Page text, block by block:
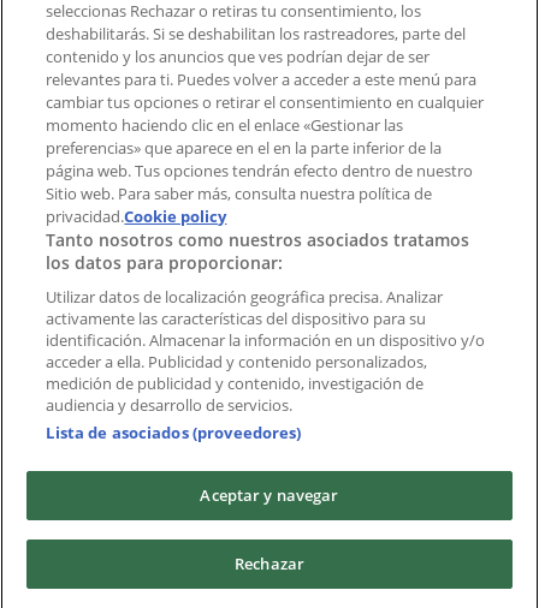
aplicación?
Índices
Marcas
Marcas locales
Negocios
Negocios cercanos
Productos
Productos locales
Ciudades
Descargar la APP Tiendeo
Copyright © Tiendeo ® 2026 · Shopfully Marketing S.L.U. –
seleccionas Rechazar o retiras tu consentimiento, los
deshabilitarás. Si se deshabilitan los rastreadores, parte del
contenido y los anuncios que ves podrían dejar de ser
relevantes para ti. Puedes volver a acceder a este menú para
cambiar tus opciones o retirar el consentimiento en cualquier
momento haciendo clic en el enlace «Gestionar las
preferencias» que aparece en el en la parte inferior de la
página web. Tus opciones tendrán efecto dentro de nuestro
Sitio web. Para saber más, consulta nuestra política de
privacidad.Cookie policy
Tanto nosotros como nuestros asociados tratamos
los datos para proporcionar:
Utilizar datos de localización geográfica precisa. Analizar
activamente las características del dispositivo para su
identificación. Almacenar la información en un dispositivo y/o
acceder a ella. Publicidad y contenido personalizados,
medición de publicidad y contenido, investigación de
audiencia y desarrollo de servicios.
Lista de asociados (proveedores)
Aceptar y navegar
Rechazar